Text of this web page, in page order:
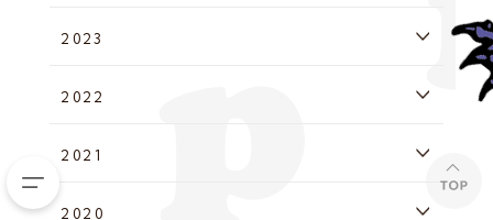
2023
2022
2021
2020